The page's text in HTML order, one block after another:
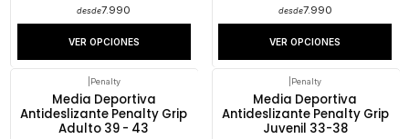
desde7.990
VER OPCIONES
desde7.990
VER OPCIONES
Penalty
Media Deportiva
Antideslizante Penalty Grip
Adulto 39 - 43
Penalty
Media Deportiva
Antideslizante Penalty Grip
Juvenil 33-38